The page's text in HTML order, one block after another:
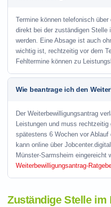
Termine können telefonisch über
direkt bei der zuständigen Stelle
werden. Eine Absage ist auch
wichtig ist, rechtzeitig vor dem
Fehltermine können zu
Wie beantrage ich den
Der Weiterbewilligungsantrag
Leistungen und muss rechtzeitig
spätestens 6 Wochen vor
kann online über
Münster-Sarmsheim eingereicht
Weiterbewilligungsantrag-
Zuständige Stelle im